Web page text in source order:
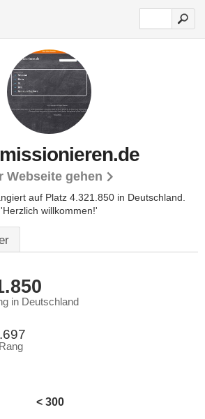
Webseite gehen
auf Platz 4.321.850 in Deutschland.
'Herzlich willkommen!'
in Deutschland
< 300